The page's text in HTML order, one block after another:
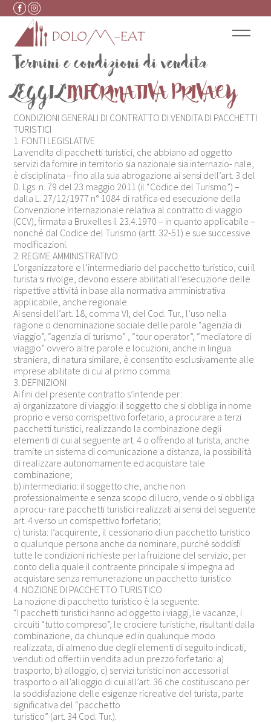
Vai al contenuto
Termini e condizioni di vendita
LEGGI L’INFORMATIVA PRIVACY
CONDIZIONI GENERALI DI CONTRATTO DI VENDITA DI PACCHETTI
TURISTICI
1. FONTI LEGISLATIVE
La vendita di pacchetti turistici, che abbiano ad oggetto
servizi da fornire in territorio sia nazionale sia internazio- nale,
è disciplinata – fino alla sua abrogazione ai sensi dell’art. 3 del
D. Lgs. n. 79 del 23 maggio 2011 (il “Codice del Turismo”) –
dalla L. 27/12/1977 n° 1084 di ratifica ed esecuzione della
Convenzione Internazionale relativa al contratto di viaggio
(CCV), firmata a Bruxelles il 23.4.1970 – in quanto applicabile –
nonché dal Codice del Turismo (artt. 32-51) e sue successive
modificazioni.
2. REGIME AMMINISTRATIVO
L’organizzatore e l’intermediario del pacchetto turistico, cui il
turista si rivolge, devono essere abilitati all’esecuzione delle
rispettive attività in base alla normativa amministrativa
applicabile, anche regionale.
Ai sensi dell’art. 18, comma VI, del Cod. Tur., l’uso nella
ragione o denominazione sociale delle parole “agenzia di
viaggio”, “agenzia di turismo” , “tour operator”, “mediatore di
viaggio” ovvero altre parole e locuzioni, anche in lingua
straniera, di natura similare, è consentito esclusivamente alle
imprese abilitate di cui al primo comma.
3. DEFINIZIONI
Ai fini del presente contratto s’intende per:
a) organizzatore di viaggio: il soggetto che si obbliga in nome
proprio e verso corrispettivo forfetario, a procurare a terzi
pacchetti turistici, realizzando la combinazione degli
elementi di cui al seguente art. 4 o offrendo al turista, anche
tramite un sistema di comunicazione a distanza, la possibilità
di realizzare autonomamente ed acquistare tale
combinazione;
b) intermediario: il soggetto che, anche non
professionalmente e senza scopo di lucro, vende o si obbliga
a procu- rare pacchetti turistici realizzati ai sensi del seguente
art. 4 verso un corrispettivo forfetario;
c) turista: l’acquirente, il cessionario di un pacchetto turistico
o qualunque persona anche da nominare, purché soddisfi
tutte le condizioni richieste per la fruizione del servizio, per
conto della quale il contraente principale si impegna ad
acquistare senza remunerazione un pacchetto turistico.
4. NOZIONE DI PACCHETTO TURISTICO
La nozione di pacchetto turistico è la seguente:
“I pacchetti turistici hanno ad oggetto i viaggi, le vacanze, i
circuiti “tutto compreso”, le crociere turistiche, risultanti dalla
combinazione, da chiunque ed in qualunque modo
realizzata, di almeno due degli elementi di seguito indicati,
venduti od offerti in vendita ad un prezzo forfetario: a)
trasporto; b) alloggio; c) servizi turistici non accessori al
trasporto o all’alloggio di cui all’art. 36 che costituiscano per
la soddisfazione delle esigenze ricreative del turista, parte
significativa del “pacchetto
turistico” (art. 34 Cod. Tur.).